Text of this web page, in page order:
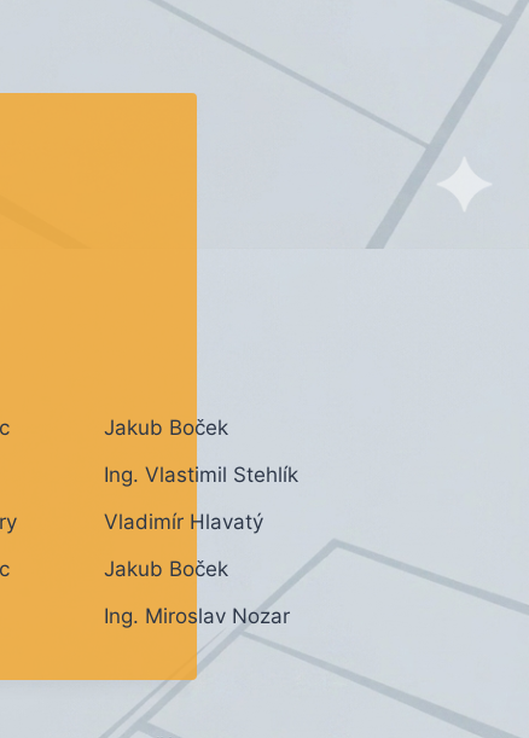
Jakub Boček
Ing. Vlastimil Stehlík
Vladimír Hlavatý
Jakub Boček
Ing. Miroslav Nozar